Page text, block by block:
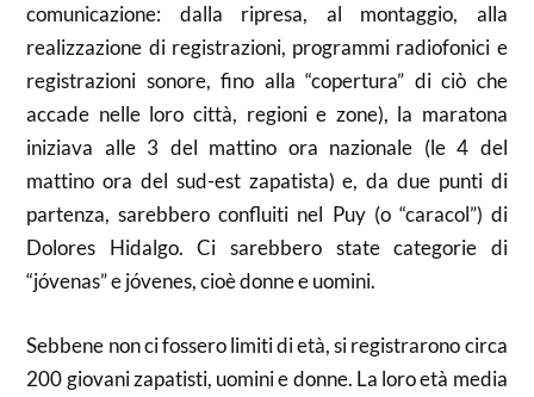
comunicazione: dalla ripresa, al montaggio, alla
realizzazione di registrazioni, programmi radiofonici e
registrazioni sonore, fino alla “copertura” di ciò che
accade nelle loro città, regioni e zone), la maratona
iniziava alle 3 del mattino ora nazionale (le 4 del
mattino ora del sud-est zapatista) e, da due punti di
partenza, sarebbero confluiti nel Puy (o “caracol”) di
Dolores Hidalgo. Ci sarebbero state categorie di
“jóvenas” e jóvenes, cioè donne e uomini.
Sebbene non ci fossero limiti di età, si registrarono circa
200 giovani zapatisti, uomini e donne. La loro età media